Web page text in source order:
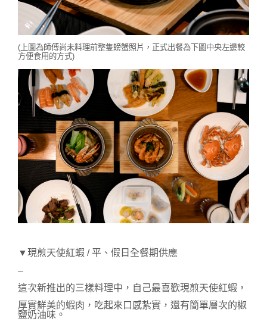
(上圖為師傅尚未料理前整隻螃蟹照片，正式出餐為下圖中央左邊較
方便食用的方式)
▼現煎天使紅蝦 / 平、假日全餐期供應
–
這次新推出的三樣料理中，自己最喜歡現煎天使紅蝦，
厚實鮮美的蝦肉，吃起來口感紮實，還有簡單層次的椒
鹽奶油味。